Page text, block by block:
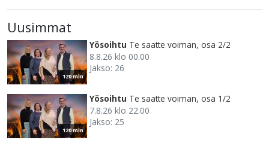
Uusimmat
120 min
Yösoihtu Te saatte voiman, osa 2/2
8.8.26 klo 00.00
Jakso: 26
120 min
Yösoihtu Te saatte voiman, osa 1/2
7.8.26 klo 22.00
Jakso: 25